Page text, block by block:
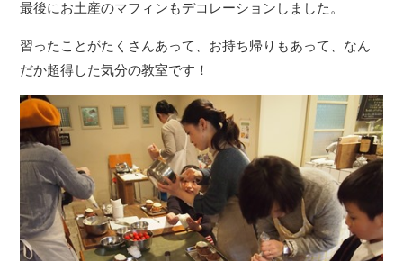
最後にお土産のマフィンもデコレーションしました。
習ったことがたくさんあって、お持ち帰りもあって、なん
だか超得した気分の教室です！